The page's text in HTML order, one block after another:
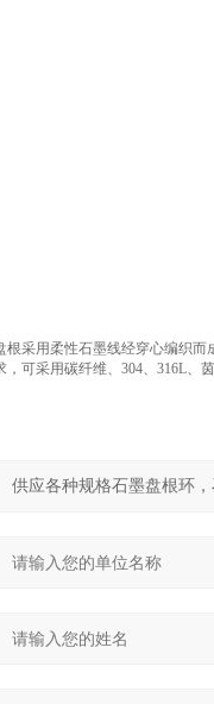
根采用柔性石墨线经穿心编织
可采用碳纤维、304、316L、